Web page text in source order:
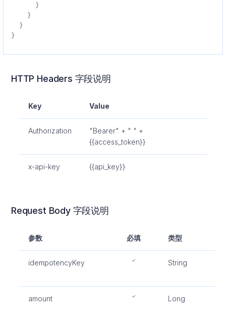
}
}
}
}
HTTP Headers 字段说明
Key Value
Authorization
"Bearer" + " " +
{{access_token}}
x-api-key {{api_key}}
Request Body 字段说明
参数 必填 类型
idempotencyKey String
amount Long